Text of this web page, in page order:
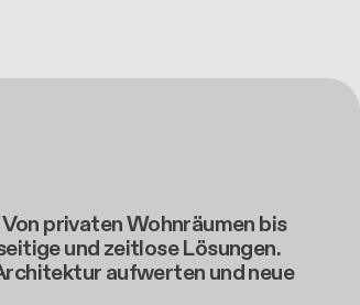
privaten Wohnräumen bis
und zeitlose Lösungen.
aufwerten und neue